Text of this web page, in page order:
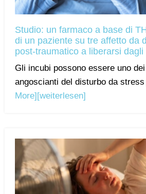
Studio: un farmaco a base di
di un paziente su tre affetto da
post-traumatico a liberarsi dagli
Gli incubi possono essere uno
angoscianti del disturbo da
More] [weiterlesen]